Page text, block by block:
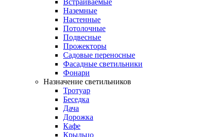
Встраиваемые
Наземные
Настенные
Потолочные
Подвесные
Прожекторы
Садовые переносные
Фасадные светильники
Фонари
Назначение светильников
Тротуар
Беседка
Дача
Дорожка
Кафе
Крыльцо